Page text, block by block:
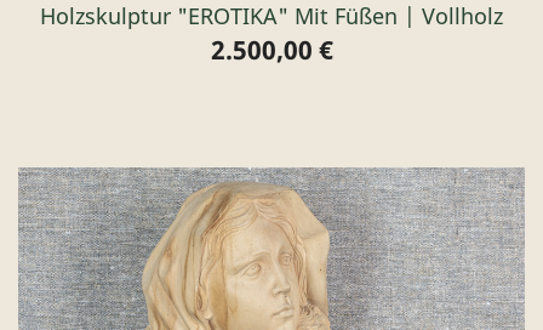
Holzskulptur "EROTIKA" Mit Füßen | Vollholz
Preis
2.500,00 €